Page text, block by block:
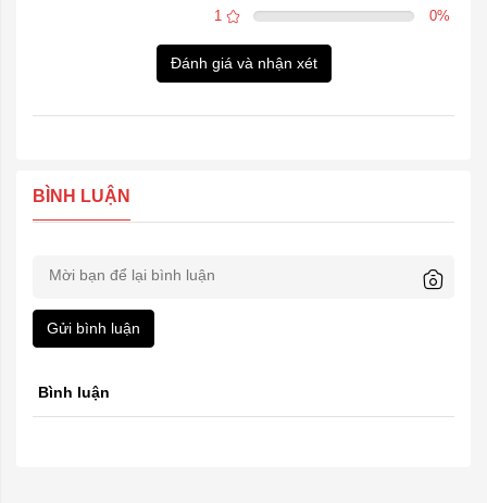
1 0%
Đánh giá và nhận xét
BÌNH LUẬN
Gửi bình luận
Bình luận